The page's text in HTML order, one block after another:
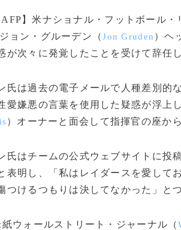
AFP】米ナショナル・フットボール
ョン・グルーデン（Jon Gruden ）ヘ
が次々に発覚したことを受けて辞任し
は過去の電子メールで人種差別的
愛嫌悪の言葉を使用した疑惑が浮上
）オーナーと面会して指揮官の座か
はチームの公式ウェブサイトに投
表明し、「私はレイダースを愛し
つけるつもりは決してなかった」と
ウォールストリート・ジャーナル（